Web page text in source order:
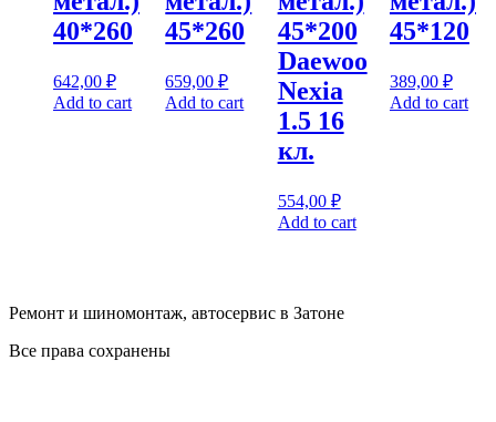
40*260
642,00 ₽
Add to cart
45*260
659,00₽
Add to cart
45*200
Daewoo
Nexia
1.5 16
кл.
554,00 ₽
Add to cart
45*120
389,00 ₽
Add to cart
Ремонт и шиномонтаж, автосервис в Затоне
Все права сохранены